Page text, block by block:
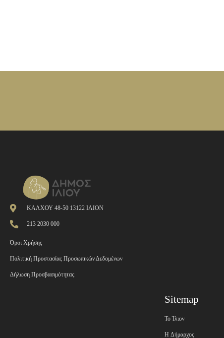
ΚΑΛΧΟΥ 48-50 13122 ΙΛΙΟΝ
213 2030 000
Όροι Χρήσης
Πολιτική Προστασίας Προσωπικών Δεδομένων
Δήλωση Προσβασιμότητας
Sitemap
Το Ίλιον
H Δήμαρχος